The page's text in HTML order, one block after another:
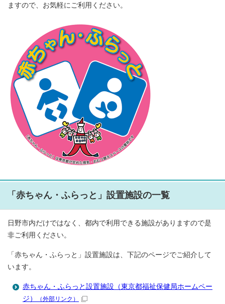
ますので、お気軽にご利用ください。
「赤ちゃん・ふらっと」設置施設の一覧
日野市内だけではなく、都内で利用できる施設がありますので是
非ご利用ください。
「赤ちゃん・ふらっと」設置施設は、下記のページでご紹介して
います。
赤ちゃん・ふらっと設置施設（東京都福祉保健局ホームペー
ジ）
（外部リンク）